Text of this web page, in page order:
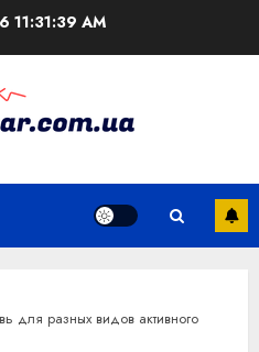
11:31:40 AM
для разных видов активного